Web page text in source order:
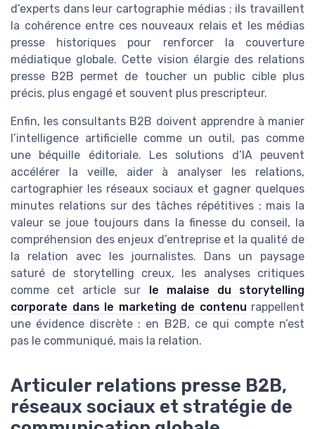
d’experts dans leur cartographie médias ; ils travaillent
la cohérence entre ces nouveaux relais et les médias
presse historiques pour renforcer la couverture
médiatique globale. Cette vision élargie des relations
presse B2B permet de toucher un public cible plus
précis, plus engagé et souvent plus prescripteur.
Enfin, les consultants B2B doivent apprendre à manier
l’intelligence artificielle comme un outil, pas comme
une béquille éditoriale. Les solutions d’IA peuvent
accélérer la veille, aider à analyser les relations,
cartographier les réseaux sociaux et gagner quelques
minutes relations sur des tâches répétitives ; mais la
valeur se joue toujours dans la finesse du conseil, la
compréhension des enjeux d’entreprise et la qualité de
la relation avec les journalistes. Dans un paysage
saturé de storytelling creux, les analyses critiques
comme cet article sur le malaise du storytelling
corporate dans le marketing de contenu rappellent
une évidence discrète : en B2B, ce qui compte n’est
pas le communiqué, mais la relation.
Articuler relations presse B2B,
réseaux sociaux et stratégie de